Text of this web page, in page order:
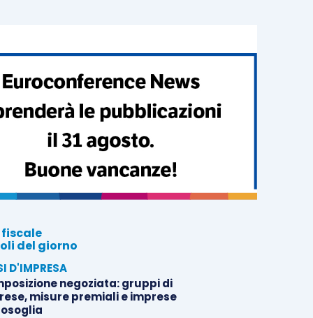
del giorno
D'IMPRESA
negoziata: gruppi di
misure premiali e imprese